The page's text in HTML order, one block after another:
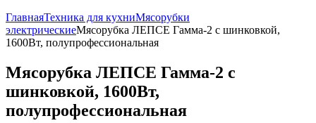
ГлавнаяТехника для кухниМясорубки
электрическиеМясорубка ЛЕПСЕ Гамма-2 с шинковкой,
1600Вт, полупрофессиональная
Мясорубка ЛЕПСЕ Гамма-2 с
шинковкой, 1600Вт,
полупрофессиональная